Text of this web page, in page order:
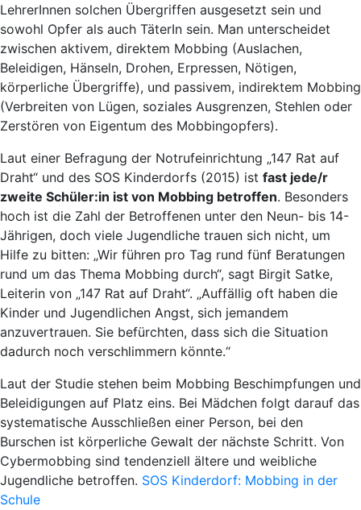
LehrerInnen solchen Übergriffen ausgesetzt sein und
sowohl Opfer als auch TäterIn sein. Man unterscheidet
zwischen aktivem, direktem Mobbing (Auslachen,
Beleidigen, Hänseln, Drohen, Erpressen, Nötigen,
körperliche Übergriffe), und passivem, indirektem Mobbing
(Verbreiten von Lügen, soziales Ausgrenzen, Stehlen oder
Zerstören von Eigentum des Mobbingopfers).
Laut einer Befragung der Notrufeinrichtung „147 Rat auf
Draht“ und des SOS Kinderdorfs (2015) ist fast jede/r
zweite Schüler:in ist von Mobbing betroffen. Besonders
hoch ist die Zahl der Betroffenen unter den Neun- bis 14-
Jährigen, doch viele Jugendliche trauen sich nicht, um
Hilfe zu bitten: „Wir führen pro Tag rund fünf Beratungen
rund um das Thema Mobbing durch“, sagt Birgit Satke,
Leiterin von „147 Rat auf Draht“. „Auffällig oft haben die
Kinder und Jugendlichen Angst, sich jemandem
anzuvertrauen. Sie befürchten, dass sich die Situation
dadurch noch verschlimmern könnte.“
Laut der Studie stehen beim Mobbing Beschimpfungen und
Beleidigungen auf Platz eins. Bei Mädchen folgt darauf das
systematische Ausschließen einer Person, bei den
Burschen ist körperliche Gewalt der nächste Schritt. Von
Cybermobbing sind tendenziell ältere und weibliche
Jugendliche betroffen. SOS Kinderdorf: Mobbing in der
Schule